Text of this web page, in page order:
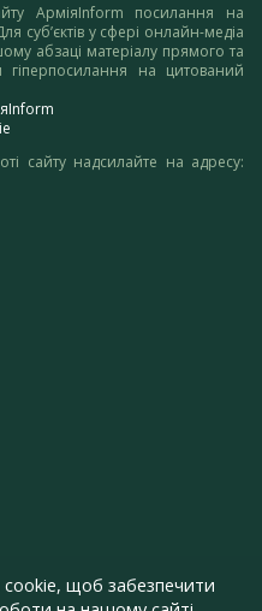
АрміяInform посилання на
суб’єктів у сфері онлайн-медіа
абзаці матеріалу прямого та
гіперпосилання на цитований
сайту надсилайте на адресу:
щоб забезпечити